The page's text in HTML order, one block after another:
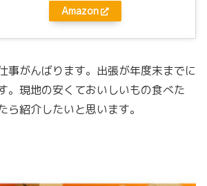
Amazon
事がんばります。出張が年度末までに
。現地の安くておいしいもの食べた
ら紹介したいと思います。